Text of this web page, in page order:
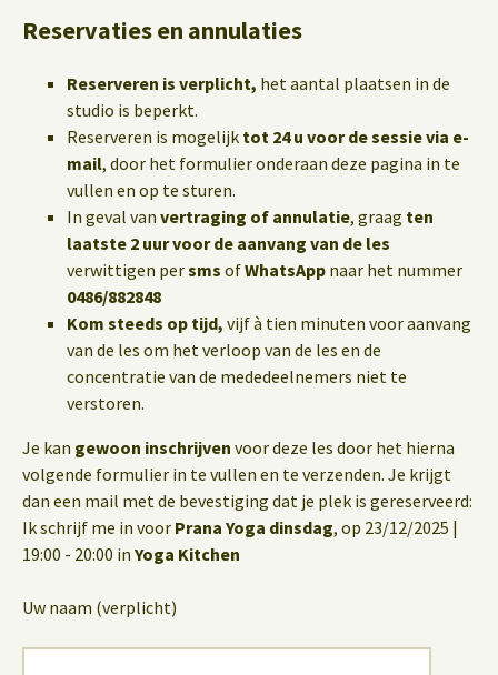
Reservaties en annulaties
Reserveren is verplicht, het aantal plaatsen in de
studio is beperkt.
Reserveren is mogelijk tot 24 u voor de sessie via e-
mail, door het formulier onderaan deze pagina in te
vullen en op te sturen.
In geval van vertraging of annulatie, graag ten
laatste 2 uur voor de aanvang van de les
verwittigen persms ofWhatsApp naar het nummer
0486/882848
Kom steeds op tijd, vijf à tien minuten voor aanvang
van de les om het verloop van de les en de
concentratie van de mededeelnemers niet te
verstoren.
Je kan gewoon inschrijven voor deze les door het hierna
volgende formulier in te vullen en te verzenden. Je krijgt
dan een mail met de bevestiging dat je plek is gereserveerd:
Ik schrijf me in voor Prana Yoga dinsdag, op 23/12/2025 |
19:00 - 20:00 in Yoga Kitchen
Uw naam (verplicht)